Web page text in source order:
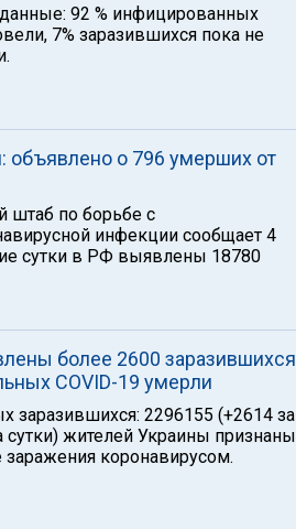
92 % инфицированных
7% заразившихся пока не
объявлено о 796 умерших от
штаб по борьбе с
инфекции сообщает 4
сутки в РФ выявлены 18780
более 2600 заразившихся
COVID-19 умерли
заразившихся: 2296155 (+2614 за
сутки) жителей Украины признаны
коронавирусом.